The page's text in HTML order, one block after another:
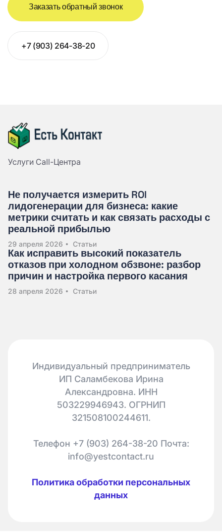
Заказать обратный звонок
+7 (903) 264-38-20
Услуги Call-Центра
Не получается измерить ROI
лидогенерации для бизнеса: какие
метрики считать и как связать расходы с
реальной прибылью
29 апреля 2026 Статьи
Как исправить высокий показатель
отказов при холодном обзвоне: разбор
причин и настройка первого касания
28 апреля 2026 Статьи
Индивидуальный предприниматель
ИП Саламбекова Ирина
Александровна. ИНН
503229946943. ОГРНИП
321508100244611.
Телефон +7 (903) 264-38-20 Почта:
info@yestcontact.ru
Политика обработки персональных
данных